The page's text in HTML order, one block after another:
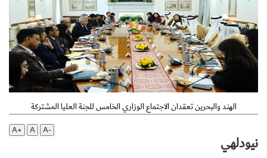
الهند والبحرين تعقدان الاجتماع الوزاري الخامس للجنة العليا المشتركة
A+
A A-
نيودلهي